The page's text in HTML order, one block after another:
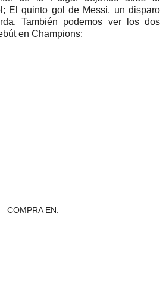
El quinto gol de Messi, un disparo
También podemos ver los dos
en Champions:
COMPRA EN: